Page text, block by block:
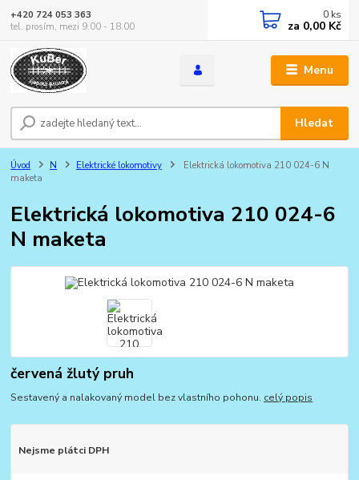
Menu
Hledat
+420 724 053 363
tel. prosím, mezi 9.00 - 18.00
0 ks
za 0,00 Kč
Úvod N Elektrické lokomotivy
Elektrická lokomotiva 210 024-6 N
maketa
Elektrická lokomotiva 210 024-6
N maketa
červená žlutý pruh
Sestavený a nalakovaný model bez vlastního pohonu. celý popis
Nejsme plátci DPH